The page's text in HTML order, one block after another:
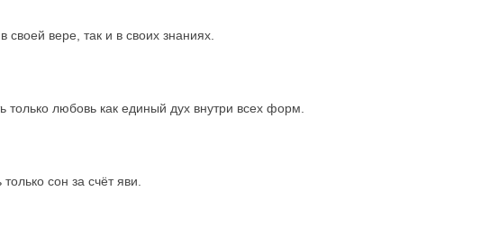
вере, так и в своих знаниях.
любовь как единый дух внутри всех форм.
сон за счёт яви.